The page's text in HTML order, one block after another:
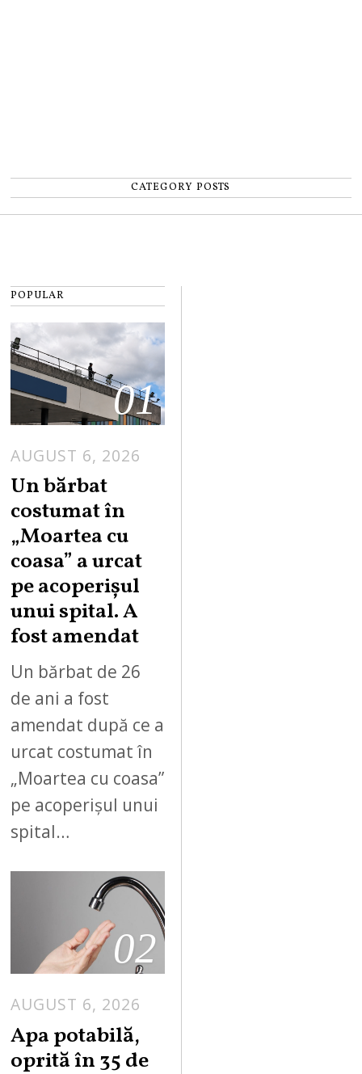
CATEGORY POSTS
POPULAR
01
AUGUST 6, 2026
Un bărbat
costumat în
„Moartea cu
coasa” a urcat
pe acoperișul
unui spital. A
fost amendat
Un bărbat de 26
de ani a fost
amendat după ce a
urcat costumat în
„Moartea cu coasa”
pe acoperișul unui
spital…
02
AUGUST 6, 2026
Apa potabilă,
oprită în 35 de